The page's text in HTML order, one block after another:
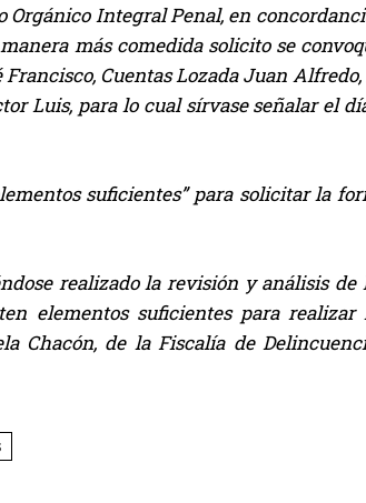
Orgánico Integral Penal, en
más comedida solicito se
Cuentas Lozada Juan
Luis, para lo cual sírvase señalar el
suficientes” para solicitar la
realizado la revisión y análisis
elementos suficientes para
Chacón, de la Fiscalía de